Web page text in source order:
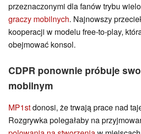
przeznaczonymi dla fanów trybu
graczy mobilnych. Najnowszy
kooperacji w modelu free-to-play,
obejmować konsol.
CDPR ponownie próbuje
mobilnym
MP1stdonosi, że trwają prace nad
Rozgrywka polegałaby na